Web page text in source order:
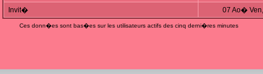
Invit�
07 Ao�
Ces donn�es sont bas�es sur les utilisateurs actifs des cinq derni�res minutes